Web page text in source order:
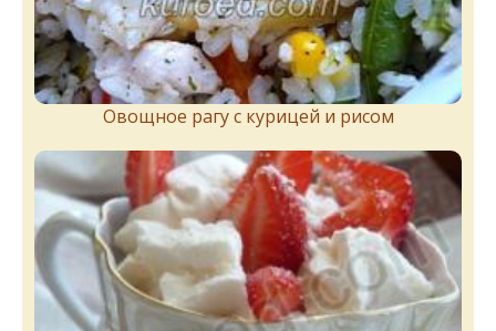
Овощное рагу с курицей и рисом